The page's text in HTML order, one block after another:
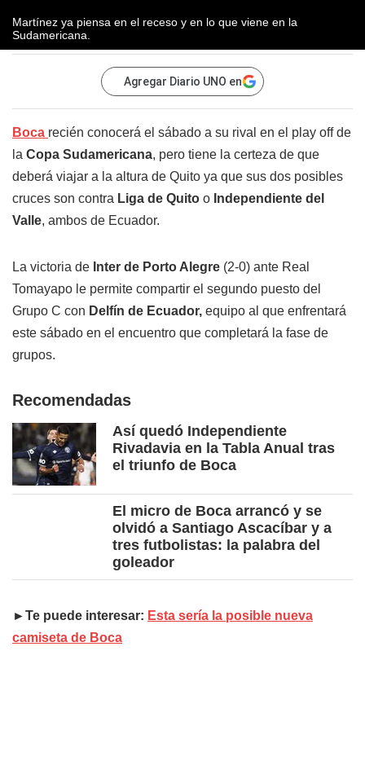
Martínez ya piensa en el receso y en lo que viene en la
Sudamericana.
Agregar Diario UNO en
Boca recién conocerá el sábado a su rival en el play off de
la Copa Sudamericana, pero tiene la certeza de que
deberá viajar a la altura de Quito ya que sus dos posibles
cruces son contra Liga de Quito o Independiente del
Valle, ambos de Ecuador.
La victoria de Inter de Porto Alegre (2-0) ante Real
Tomayapo le permite compartir el segundo puesto del
Grupo C con Delfín de Ecuador, equipo al que enfrentará
este sábado en el encuentro que completará la fase de
grupos.
Recomendadas
Así quedó Independiente
Rivadavia en la Tabla Anual tras
el triunfo de Boca
El micro de Boca arrancó y se
olvidó a Santiago Ascacíbar y a
tres futbolistas: la palabra del
goleador
►Te puede interesar: Esta sería la posible nueva
camiseta de Boca